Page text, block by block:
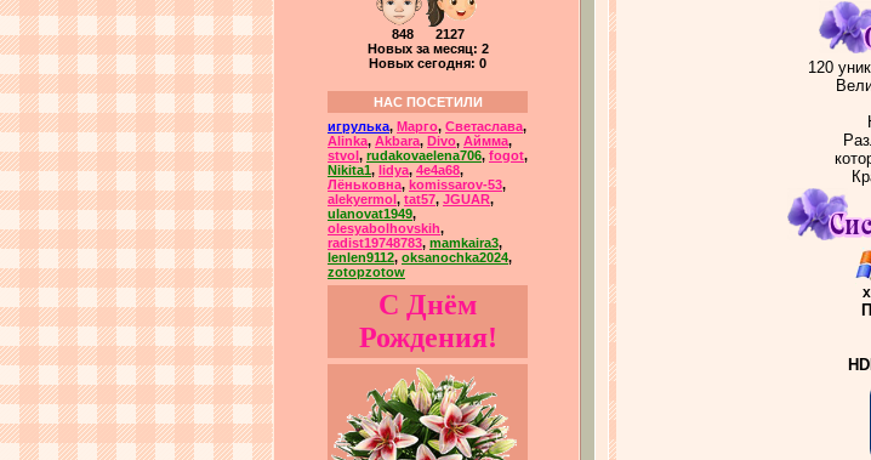
848 2127
Новых за месяц: 2
Новых сегодня: 0
НАС ПОСЕТИЛИ
игрулька, Марго, Светаслава,
Alinka, Akbara, Divo, Аймма,
stvol , rudakovaelena706, fogot,
Nikita1, lidya, 4e4a68,
Лёньковна, komissarov-53,
alekyermol , tat57, JGUAR,
ulanovat1949,
olesyabolhovskih,
radist19748783, mamkaira3,
lenlen9112, oksanochka2024,
zotopzotow
С Днём
Рождения!
120